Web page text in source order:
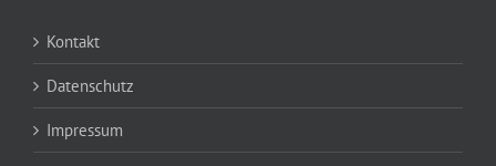
Kontakt
Datenschutz
Impressum